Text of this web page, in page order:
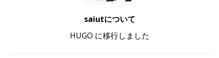
saiutについて
HUGO に移行しました